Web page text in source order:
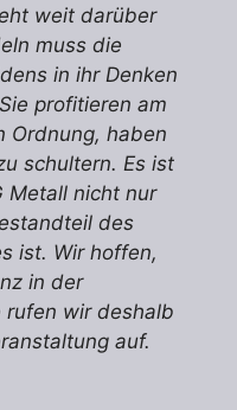
weit darüber
muss die
in ihr Denken
profitieren am
Ordnung, haben
schultern. Es ist
Metall nicht nur
des
ist. Wir hoffen,
in der
wir deshalb
auf.